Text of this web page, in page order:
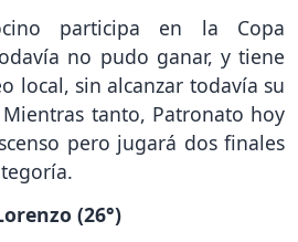
participa en la Copa
no pudo ganar, y tiene
local, sin alcanzar todavía su
tanto, Patronato hoy
pero jugará dos finales
(26°)